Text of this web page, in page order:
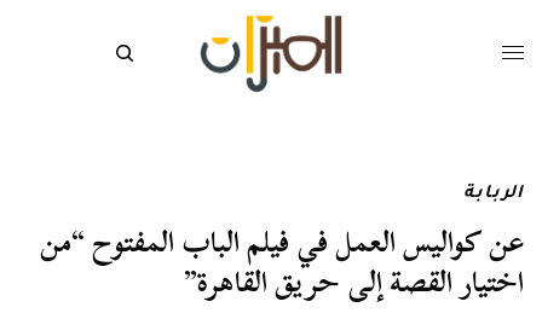
الربابة
عن كواليس العمل في فيلم الباب المفتوح “من
اختيار القصة إلى حريق القاهرة”